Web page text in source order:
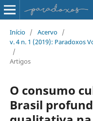
Início / Acervo /
v. 4 n. 1 (2019): Paradoxos
/
Artigos
O consumo
Brasil